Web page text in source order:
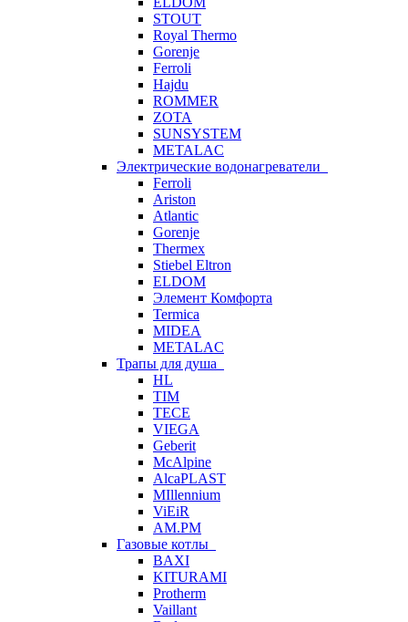
STOUT
Royal Thermo
Gorenje
Ferroli
Hajdu
ROMMER
ZOTA
SUNSYSTEM
METALAC
Электрические водонагреватели
Ferroli
Ariston
Atlantic
Gorenje
Thermex
Stiebel Eltron
ELDOM
Элемент Комфорта
Termica
MIDEA
METALAC
Трапы для душа
HL
TIM
TECE
VIEGA
Geberit
McAlpine
AlcaPLAST
MIllennium
ViEiR
AM.PM
Газовые котлы
BAXI
KITURAMI
Protherm
Vaillant